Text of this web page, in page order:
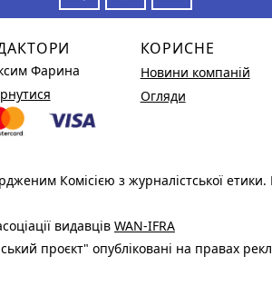
Фарина
КОРИСНЕ
Новини компаній
Огляди
Комісією з журналістської
видавців WAN-IFRA
проєкт" опубліковані на правах